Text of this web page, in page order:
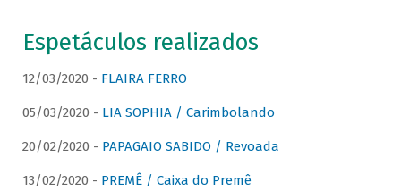
Espetáculos realizados
12/03/2020 - FLAIRA FERRO
05/03/2020 - LIA SOPHIA / Carimbolando
20/02/2020 - PAPAGAIO SABIDO / Revoada
13/02/2020 - PREMÊ / Caixa do Premê